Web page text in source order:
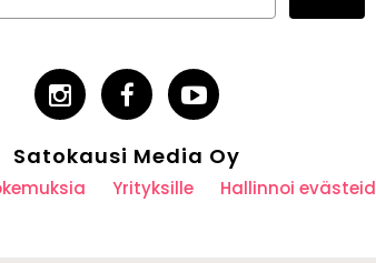
Satokausi Media Oy
Yrityksille Hallinnoi